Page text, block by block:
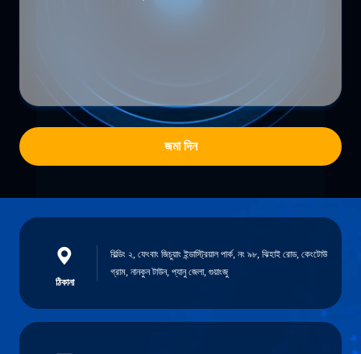
জমা দিন
ঠিকানা
বিল্ডিং ২, ফেংবাং জিচুয়াং ইন্ডাস্ট্রিয়াল পার্ক, নং ৯৮, ঝিহাই রোড, কেংটোউ
গ্রাম, নানকুন টাউন, প্যানু জেলা, গুয়াংজু